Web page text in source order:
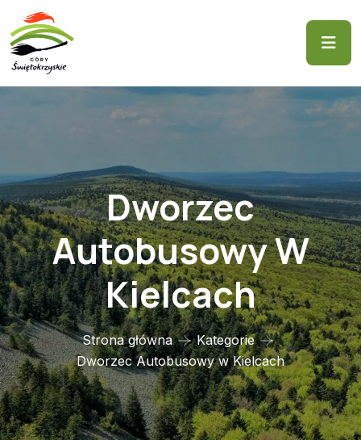
Dworzec
Autobusowy W
Kielcach
Strona główna
Kategorie
Dworzec Autobusowy w Kielcach